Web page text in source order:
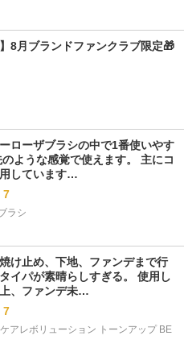
8月ブランドファンクラブ限定🎁
ローザブラシの中で1番使いやす
ような感覚で使えます。 主にコ
しています…
7
ラシ
け止め、下地、ファンデまで行
イパが素晴らしすぎる。 使用し
、ファンデ未…
7
アレボリューション トーンアップ BE